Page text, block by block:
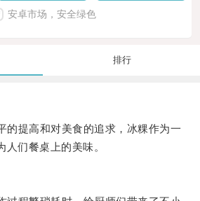
安卓市场，安全绿色
排行
提高和对美食的追求，冰粿作为一
们餐桌上的美味。